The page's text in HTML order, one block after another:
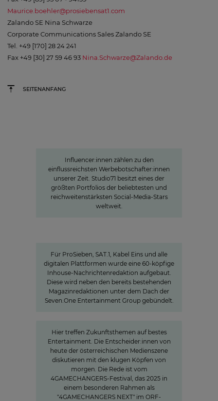
Maurice.boehler@prosiebensat1.com
Zalando SE Nina Schwarze
Corporate Communications Sales Zalando SE
Tel. +49 [170] 28 24 241
Fax +49 [30] 27 59 46 93 Nina.Schwarze@Zalando.de
SEITENANFANG
Influencer:innen zählen zu den
einflussreichsten Werbebotschafter:innen
unserer Zeit. Studio71 besitzt eines der
größten Portfolios der beliebtesten und
reichweitenstärksten Social-Media-Stars
weltweit.
Für ProSieben, SAT.1, Kabel Eins und alle
digitalen Plattformen wurde eine 60-köpfige
Inhouse-Nachrichtenredaktion aufgebaut.
Diese wird neben den bereits bestehenden
Magazinredaktionen unter dem Dach der
Seven.One Entertainment Group gebündelt.
Hier treffen Zukunftsthemen auf bestes
Entertainment. Die Entscheider:innen von
heute der österreichischen Medienszene
diskutieren mit den klugen Köpfen von
morgen. Die Rede ist vom
4GAMECHANGERS-Festival, das 2025 in
einem besonderen Rahmen als
"4GAMECHANGERS NEXT" im ORF-